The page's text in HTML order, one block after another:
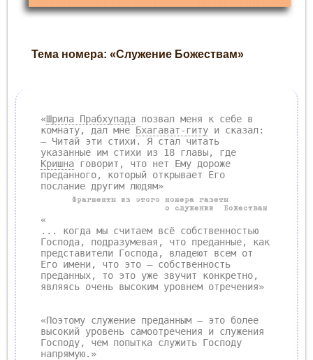
Тема номера: «Служение Божествам»
«Шрила Прабхупада позвал меня к себе в
комнату, дал мне Бхагават-гиту и сказал:
– Читай эти стихи. Я стал читать
указанные им стихи из 18 главы, где
Кришна говорит, что нет Ему дороже
преданного, который открывает Его
послание другим людям»
Фрагменты из этого номера газеты
о служении Божествам
«
... когда мы считаем всё собственностью
Господа, подразумевая, что преданные, как
представители Господа, владеют всем от
Его имени, что это – собственность
преданных, то это уже звучит конкретно,
являясь очень высоким уровнем отречения»
«Поэтому служение преданным – это более
высокий уровень самоотречения и служения
Господу, чем попытка служить Господу
напрямую.»